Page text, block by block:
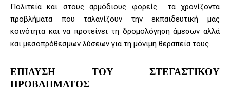
Πολιτεία και στους αρμόδιους φορείς τα χρονίζοντα
προβλήματα που ταλανίζουν την εκπαιδευτική μας
κοινότητα και να προτείνει τη δρομολόγηση άμεσων αλλά
και μεσοπρόθεσμων λύσεων για τη μόνιμη θεραπεία τους.
ΕΠΙΛΥΣΗ ΤΟΥ ΣΤΕΓΑΣΤΙΚΟΥ
ΠΡΟΒΛΗΜΑΤΟΣ